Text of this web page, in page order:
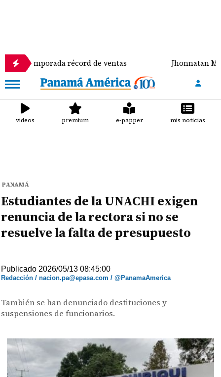
récord de ventas Jhonnatan Mora se
videos premium e-papper mis noticias
PANAMÁ
Estudiantes de la UNACHI exigen
renuncia de la rectora si no se
resuelve la falta de presupuesto
Publicado 2026/05/13 08:45:00
Redacción / nacion.pa@epasa.com / @PanamaAmerica
También se han denunciado destituciones y
suspensiones de funcionarios.